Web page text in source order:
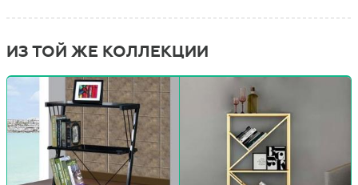
ИЗ ТОЙ ЖЕ КОЛЛЕКЦИИ